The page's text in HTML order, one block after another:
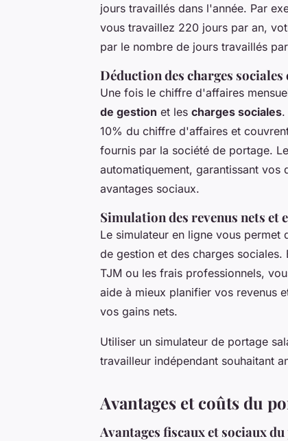
jours travaillés dans l'année. Par
vous travaillez 220 jours par an,
par le nombre de jours travaillés
Déduction des charges
Une fois le chiffre d'affaires
de gestion et les charges sociales.
10% du chiffre d'affaires et
fournis par la société de portage.
automatiquement, garantissant
avantages sociaux.
Simulation des revenus nets et
Le simulateur en ligne vous permet
de gestion et des charges
TJM ou les frais professionnels,
aide à mieux planifier vos revenus
vos gains nets.
Utiliser un simulateur de portage
travailleur indépendant souhaitant
Avantages et coûts du
Avantages fiscaux et sociaux